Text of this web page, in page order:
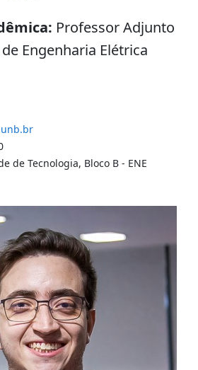
Professor Adjunto
Engenharia Elétrica
de Tecnologia, Bloco B - ENE